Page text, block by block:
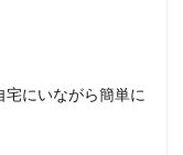
宅にいながら簡単に